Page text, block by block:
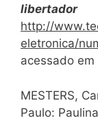
http://
eletronica/
acessado
MESTERS,
Paulo: